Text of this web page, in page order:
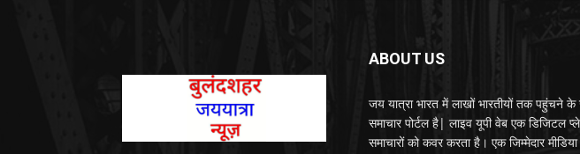
ABOUT US
जय यात्रा भारत में लाखों भारतीयों तक पहुंचने के
समाचार पोर्टल है| लाइव यूपी वेब एक डिजिटल
समाचारों को कवर करता है। एक जिम्मेदार